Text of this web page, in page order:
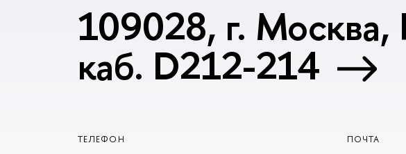
109028, г. Москва,
каб. D212-214
ТЕЛЕФОН ПОЧТА